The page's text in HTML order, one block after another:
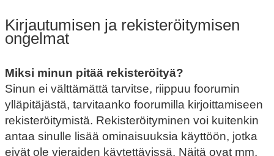
Kirjautumisen ja rekisteröitymisen
ongelmat
Miksi minun pitää rekisteröityä?
Sinun ei välttämättä tarvitse, riippuu foorumin
ylläpitäjästä, tarvitaanko foorumilla kirjoittamiseen
rekisteröitymistä. Rekisteröityminen voi kuitenkin
antaa sinulle lisää ominaisuuksia käyttöön, jotka
eivät ole vieraiden käytettävissä. Näitä ovat mm.